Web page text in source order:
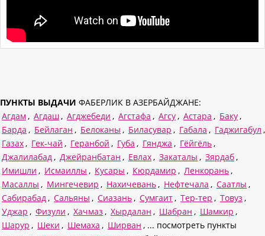
ПУНКТЫ ВЫДАЧИ ФАБЕРЛИК В АЗЕРБАЙДЖАНЕ:
Агдам , Агдаш , Агджебеди , Агстафа , Агсу , Астара , Баку ,
Барда , Бейлаган , Белоканы , Биласувар , Габала , Гаджигабул ,
Газах , Гек-чай , Геранбой , Губа , Гянджа , Гёйгёль ,
Джалилабад , Джейранбатан , Евлах , Закаталы , Зярдаб ,
Имишли , Исмаиллы , Кусары , Кюрдамир , Ленкорань ,
Масаллы , Мингечевир , Нахичевань , Нефтечала , Саатлы ,
Сабирабад , Сальяны , Сиазань , Сумгаит , Тер-тер , Товуз ,
Уджар , Физули , Хачмаз , Хырдалан , Шабран , Шамкир ,
Шарур , Шеки , Шемаха , Ширван , ... посмотреть пункты